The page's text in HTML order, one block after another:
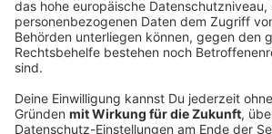
Europaweit gesuchter mutmaßlicher
Drogenhändler gefasst